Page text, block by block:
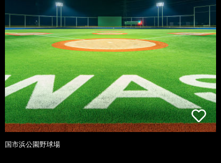
国市浜公園野球場